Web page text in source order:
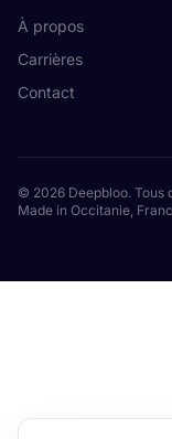
À propos
Carrières
Contact
© 2026 Deepbloo. Tous
Made in Occitanie,